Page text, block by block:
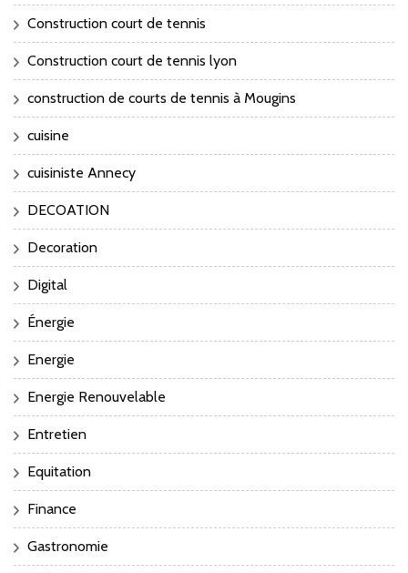
Construction court de tennis
Construction court de tennis lyon
construction de courts de tennis à Mougins
cuisine
cuisiniste Annecy
DECOATION
Decoration
Digital
Énergie
Energie
Energie Renouvelable
Entretien
Equitation
Finance
Gastronomie